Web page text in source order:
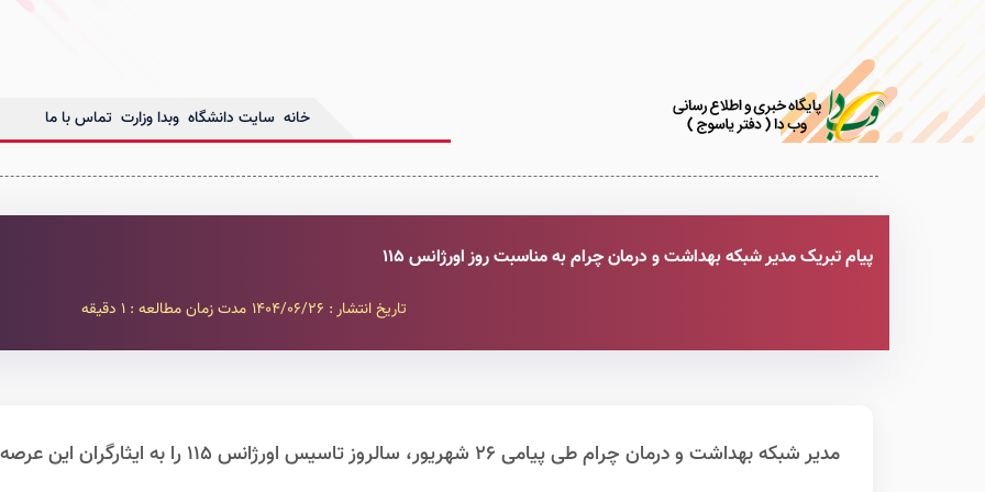
خانه سایت دانشگاه وبدا وزارت تماس با ما
پیام تبریک مدیر شبکه بهداشت و درمان چرام به مناسبت روز اورژانس 115
تاریخ انتشار : 1404/06/26 مدت زمان مطالعه : 1 دقیقه
مدیر شبکه بهداشت و درمان چرام طی پیامی 26 شهریور، سالروز تاسیس اورژانس 115 را به ایثارگران این عرصه تبریک گفت.